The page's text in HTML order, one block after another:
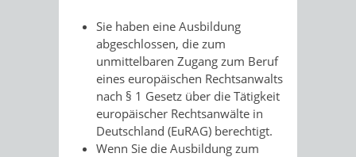
Sie haben eine Ausbildung
abgeschlossen, die zum
unmittelbaren Zugang zum Beruf
eines europäischen Rechtsanwalts
nach § 1 Gesetz über die Tätigkeit
europäischer Rechtsanwälte in
Deutschland (EuRAG) berechtigt.
Wenn Sie die Ausbildung zum